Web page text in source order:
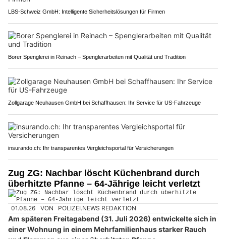
LBS-Schweiz GmbH: Intelligente Sicherheitslösungen für Firmen
Borer Spenglerei in Reinach – Spenglerarbeiten mit Qualität und Tradition
Zollgarage Neuhausen GmbH bei Schaffhausen: Ihr Service für US-Fahrzeuge
insurando.ch: Ihr transparentes Vergleichsportal für Versicherungen
Zug ZG: Nachbar löscht Küchenbrand durch
überhitzte Pfanne – 64-Jährige leicht verletzt
01.08.26 VON POLIZEI.NEWS REDAKTION
Am späteren Freitagabend (31. Juli 2026) entwickelte sich in
einer Wohnung in einem Mehrfamilienhaus starker Rauch